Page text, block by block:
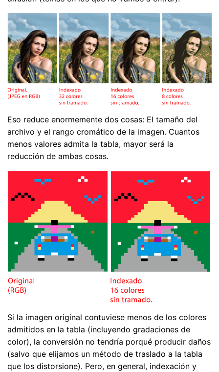
Eso reduce enormemente dos cosas: El tamaño del
archivo y el rango cromático de la imagen. Cuantos
menos valores admita la tabla, mayor será la
reducción de ambas cosas.
Si la imagen original contuviese menos de los colores
admitidos en la tabla (incluyendo gradaciones de
color), la conversión no tendría porqué producir daños
(salvo que elijamos un método de traslado a la tabla
que los distorsione). Pero, en general, indexación y